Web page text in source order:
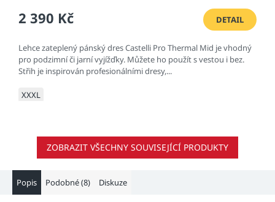
2 390 Kč DETAIL
Lehce zateplený pánský dres Castelli Pro Thermal Mid je vhodný
pro podzimní či jarní vyjížďky. Můžete ho použít s vestou i bez.
Střih je inspirován profesionálními dresy,...
XXXL
ZOBRAZIT VŠECHNY SOUVISEJÍCÍ PRODUKTY
Popis Podobné (8) Diskuze